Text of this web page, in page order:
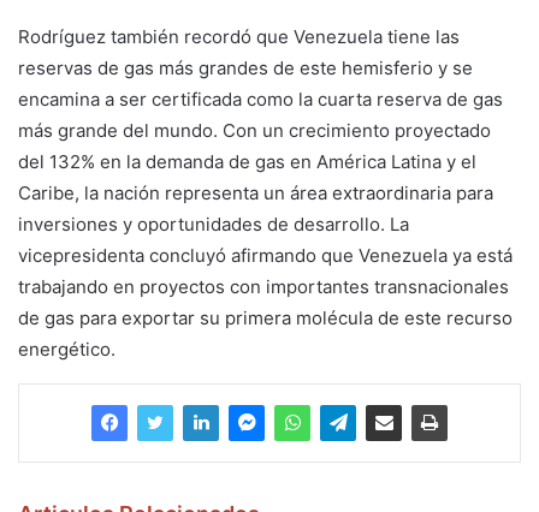
Rodríguez también recordó que Venezuela tiene las
reservas de gas más grandes de este hemisferio y se
encamina a ser certificada como la cuarta reserva de gas
más grande del mundo. Con un crecimiento proyectado
del 132% en la demanda de gas en América Latina y el
Caribe, la nación representa un área extraordinaria para
inversiones y oportunidades de desarrollo. La
vicepresidenta concluyó afirmando que Venezuela ya está
trabajando en proyectos con importantes transnacionales
de gas para exportar su primera molécula de este recurso
energético.